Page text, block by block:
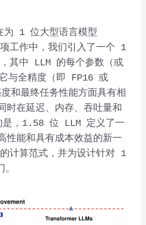
为 1 位大型语言模型
工作中，我们引入了一个 1
，其中 LLM 的每个参数（或
与全精度（即 FP16 或
和最终任务性能方面具有相
时在延迟、内存、吞吐量和
是，1.58 位 LLM 定义了一
性能和具有成本效益的新一
计算范式，并为设计针对 1